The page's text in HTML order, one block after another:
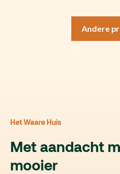
Andere
Het Waare Huis
Met aandacht
mooier